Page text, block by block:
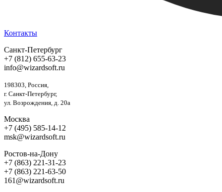
Контакты
Санкт-Петербург
+7 (812) 655-63-23
info@wizardsoft.ru
198303, Россия,
г. Санкт-Петербург,
ул. Возрождения, д. 20а
Москва
+7 (495) 585-14-12
msk@wizardsoft.ru
Ростов-на-Дону
+7 (863) 221-31-23
+7 (863) 221-63-50
161@wizardsoft.ru